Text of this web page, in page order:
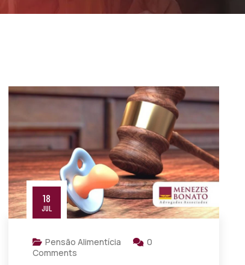
18
JUL
Pensão Alimentícia
0
Comments